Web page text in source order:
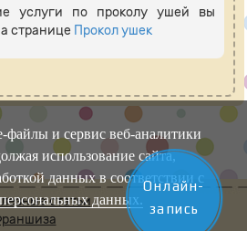
услуги по проколу ушей вы
странице Прокол ушек
статьи
файлы и сервис веб-аналитики
использование сайта,
данных в соответствии с
данных.
Онлайн-
запись